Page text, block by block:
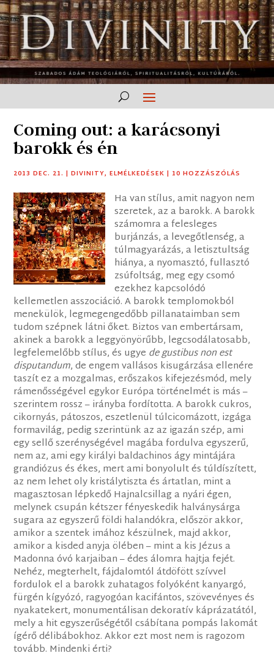
Coming out: a karácsonyi
barokk és én
2013 DEC. 21. |DIVINITY,ELMÉLKEDÉSEK | 10 HOZZÁSZÓLÁS
Ha van stílus, amit nagyon nem
szeretek, az a barokk. A barokk
számomra a felesleges
burjánzás, a levegőtlenség, a
túlmagyarázás, a letisztultság
hiánya, a nyomasztó, fullasztó
zsúfoltság, meg egy csomó
ezekhez kapcsolódó
kellemetlen asszociáció. A barokk templomokból
menekülök, legmegengedőbb pillanataimban sem
tudom szépnek látni őket. Biztos van embertársam,
akinek a barokk a leggyönyörűbb, legcsodálatosabb,
legfelemelőbb stílus, és ugye de gustibus non est
disputandum, de engem vallásos kisugárzása ellenére
taszít ez a mozgalmas, erőszakos kifejezésmód, mely
rámenősségével egykor Európa történelmét is más –
szerintem rossz – irányba fordította. A barokk cukros,
cikornyás, pátoszos, eszetlenül túlcicomázott, izgága
formavilág, pedig szerintünk az az igazán szép, ami
egy sellő szerénységével magába fordulva egyszerű,
nem az, ami egy királyi baldachinos ágy mintájára
grandiózus és ékes, mert ami bonyolult és túldíszített,
az nem lehet oly kristálytiszta és ártatlan, mint a
magasztosan lépkedő Hajnalcsillag a nyári égen,
melynek csupán kétszer fényeskedik halványsárga
sugara az egyszerű földi halandókra, először akkor,
amikor a szentek imához készülnek, majd akkor,
amikor a kisded anyja ölében – mint a kis Jézus a
Madonna óvó karjaiban – édes álomra hajtja fejét.
Nehéz, megterhelt, fájdalomtól átdöfött szívvel
fordulok el a barokk zuhatagos folyóként kanyargó,
fürgén kígyózó, ragyogóan kacifántos, szövevényes és
nyakatekert, monumentálisan dekoratív káprázatától,
mely a hit egyszerűségétől csábítana pompás lakomát
ígérő délibábokhoz. Akkor ezt most nem is ragozom
tovább. Mindenki érti?